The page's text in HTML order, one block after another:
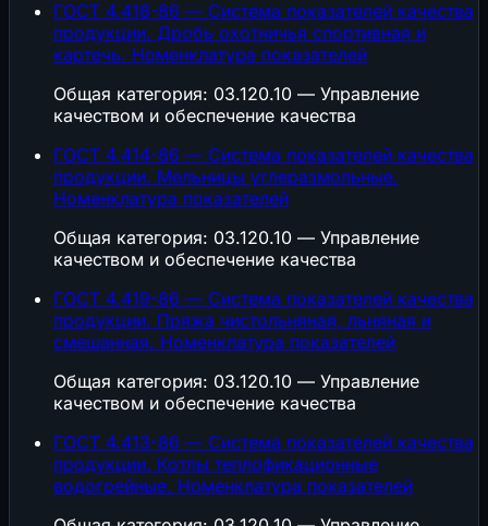
ГОСТ 4.418-86 — Система показателей качества
продукции. Дробь охотничья спортивная и
картечь. Номенклатура показателей
Общая категория: 03.120.10 — Управление
качеством и обеспечение качества
ГОСТ 4.414-86 — Система показателей качества
продукции. Мельницы углеразмольные.
Номенклатура показателей
Общая категория: 03.120.10 — Управление
качеством и обеспечение качества
ГОСТ 4.419-86 — Система показателей качества
продукции. Пряжа чистольняная, льняная и
смешанная. Номенклатура показателей
Общая категория: 03.120.10 — Управление
качеством и обеспечение качества
ГОСТ 4.413-86 — Система показателей качества
продукции. Котлы теплофикационные
водогрейные. Номенклатура показателей